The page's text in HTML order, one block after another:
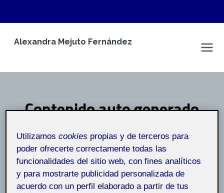
Alexandra Mejuto Fernández
Contenido auto generado
Inicio / Contenido auto generado
Utilizamoscookies propias y de terceros para
poder ofrecerte correctamente todas las
funcionalidades del sitio web, con fines analíticos
y para mostrarte publicidad personalizada de
acuerdo con un perfil elaborado a partir de tus